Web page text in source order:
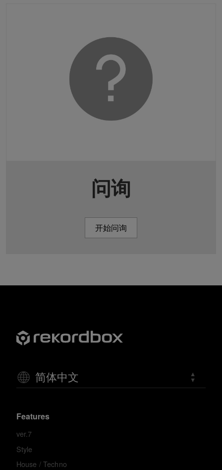
问询
开始问询
简体中文
Features
ver.7
Style
House / Techno